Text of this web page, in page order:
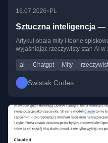
16.07.2026• PL
Sztuczna inteligencja —
Artykuł obala mity i teorie
wyjaśniając rzeczywisty stan AI w
ai Chatgpt Mity
Świstak Codes